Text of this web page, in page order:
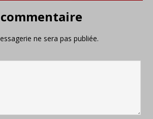
ne sera pas publiée.